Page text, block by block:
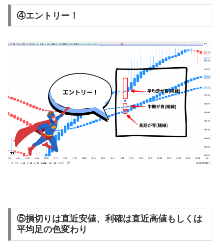
④エントリー！
⑤損切りは直近安値、利確は直近高値もしくは
平均足の色変わり